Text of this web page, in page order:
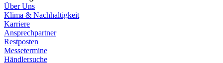
Über Uns
Klima & Nachhaltigkeit
Karriere
Ansprechpartner
Restposten
Messetermine
Händlersuche